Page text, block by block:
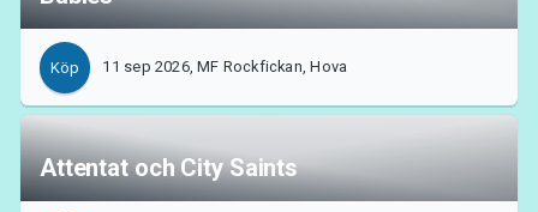
Om Tickster
Köp 11 sep 2026, MF Rockfickan, Hova
Attentat och City Saints